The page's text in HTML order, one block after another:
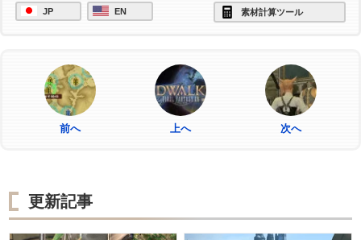
JP EN 素材計算ツール
前へ 上へ 次へ
更新記事